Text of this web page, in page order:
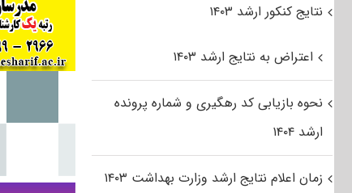
نتایج کنکور ارشد ۱۴۰۳
اعتراض به نتایج ارشد ۱۴۰۳
نحوه بازیابی کد رهگیری و شماره پرونده
ارشد ۱۴۰۴
زمان اعلام نتایج ارشد وزارت بهداشت ۱۴۰۳